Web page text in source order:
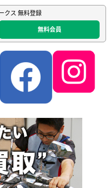
クス 無料登録
無料会員